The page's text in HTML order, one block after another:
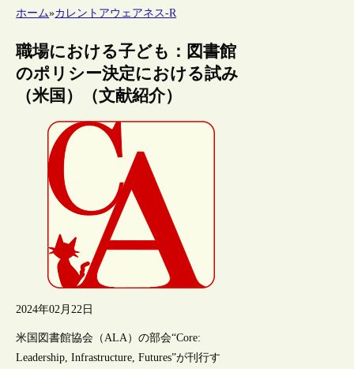
ホーム»カレントアウェアネス-R
職場における子ども：図書館
のポリシー決定における試み
（米国）（文献紹介）
2024年02月22日
米国図書館協会（ALA）の部会“Core:
Leadership, Infrastructure, Futures”が刊行す